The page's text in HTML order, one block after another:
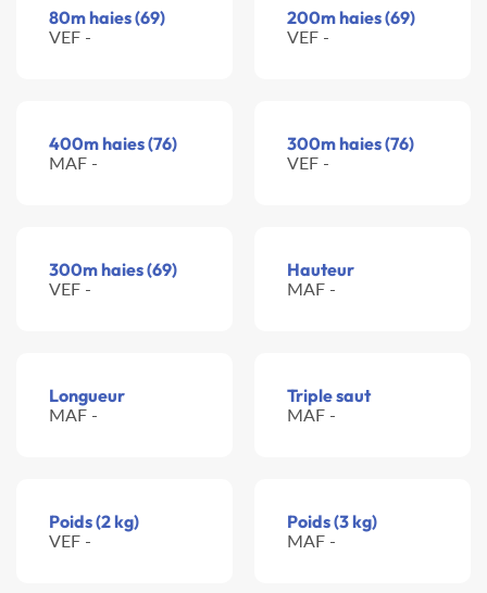
80m haies (69)
VEF -
200m haies (69)
VEF -
400m haies (76)
MAF -
300m haies (76)
VEF -
300m haies (69)
VEF -
Hauteur
MAF -
Longueur
MAF -
Triple saut
MAF -
Poids (2 kg)
VEF -
Poids (3 kg)
MAF -